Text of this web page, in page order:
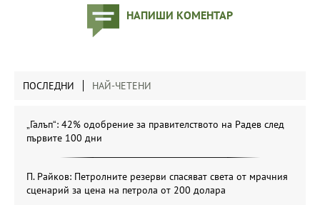
НАПИШИ КОМЕНТАР
ПОСЛЕДНИ НАЙ-ЧЕТЕНИ
„Галъп“: 42% одобрение за правителството на Радев след
първите 100 дни
П. Райков: Петролните резерви спасяват света от мрачния
сценарий за цена на петрола от 200 долара